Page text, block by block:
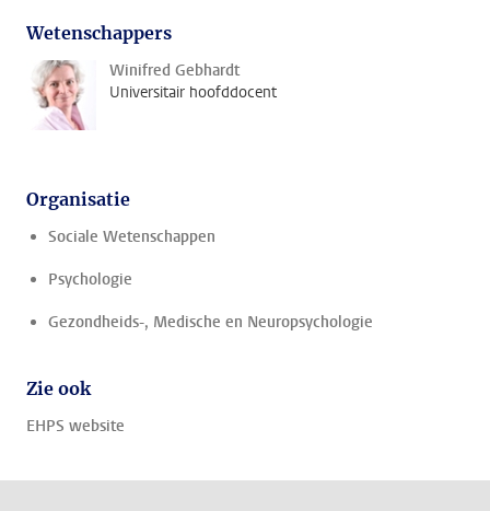
Wetenschappers
Winifred Gebhardt
Universitair hoofddocent
Organisatie
Sociale Wetenschappen
Psychologie
Gezondheids-, Medische en Neuropsychologie
Zie ook
EHPS website